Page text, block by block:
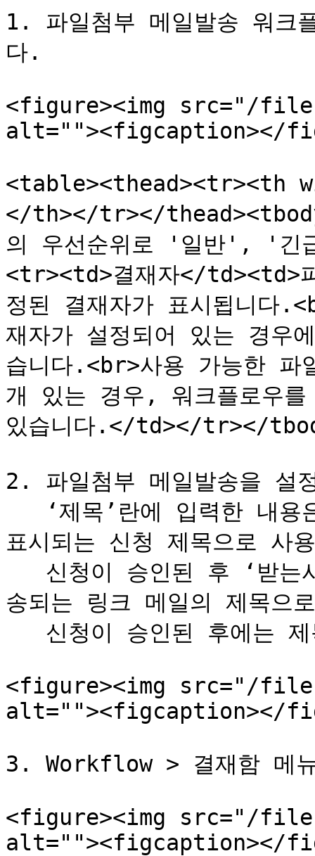
1. 파일첨부 메일발송 워크
다.
<figure><img src="/files/
alt=""><figcaption></
<table><thead><tr><th
</th></tr></
의 우선순위로 '일반', '긴
<tr><td>결재자</td><td>
정된 결재자가 표시됩니다
재자가 설정되어 있는 경우
습니다.<br>사용 가능한 파
개 있는 경우, 워크플로우
있습니다.</td></tr></
2. 파일첨부 메일발송을
표시되는 신청 제목으로 사
송되는 링크 메일의 제목으
<figure><img src="/files/
alt=""><figcaption></
3. Workflow > 결재함 메
<figure><img src="/files/
alt=""><figcaption></